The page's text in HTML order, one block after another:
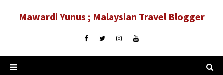
Mawardi Yunus ; Malaysian Travel Blogger